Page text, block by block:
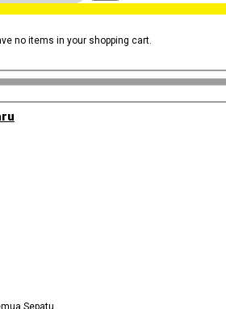
no items in your shopping cart.
Sepatu